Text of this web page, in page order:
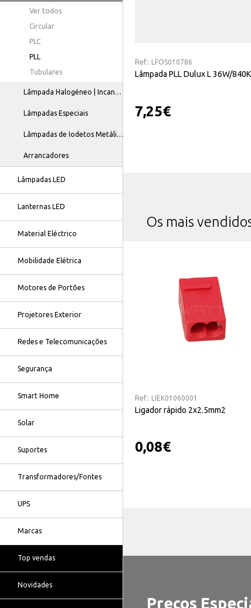
Ver todos
Circular
PLC
PLL
Tubulares
Lâmpada Halogéneo | Incandescente
Lâmpadas Especiais
Lâmpadas de Iodetos Metálicos
Arrancadores
Lâmpadas LED
Lanternas LED
Material Eléctrico
Mobilidade Elétrica
Motores de Portões
Projetores Exterior
Redes e Telecomunicações
Segurança
Smart Home
Solar
Suportes
Transformadores/Fontes
UPS
Marcas
Top vendas
Novidades
Ref.: LFOS010786
Lâmpada PLL Dulux L 36W/
7,25€
Os mais
Ref.: LIEK01060001
Ligador rápido 2x2.5mm2
0,08€
Preços